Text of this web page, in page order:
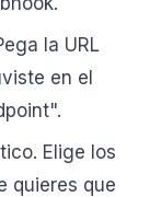
la URL
en el
Elige los
quieres que